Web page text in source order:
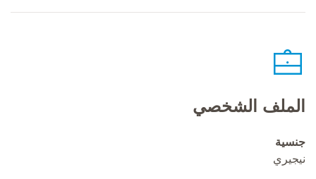
الملف الشخصي
جنسية
نيجيري